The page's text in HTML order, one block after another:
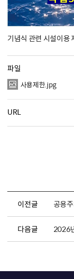
기념식 관련 시설이용
파일
사용제한.jpg
URL
이전글 공용
다음글